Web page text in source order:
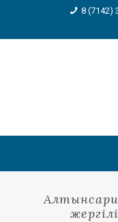
8 (7142)